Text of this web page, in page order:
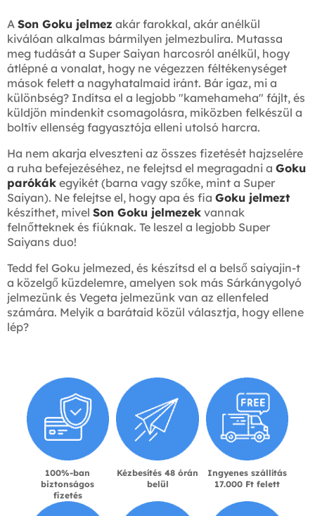
A Son Goku jelmez akár farokkal, akár anélkül
kiválóan alkalmas bármilyen jelmezbulira. Mutassa
meg tudását a Super Saiyan harcosról anélkül, hogy
átlépné a vonalat, hogy ne végezzen féltékenységet
mások felett a nagyhatalmaid iránt. Bár igaz, mi a
különbség? Indítsa el a legjobb "kamehameha" fájlt, és
küldjön mindenkit csomagolásra, miközben felkészül a
boltív ellenség fagyasztója elleni utolsó harcra.
Ha nem akarja elveszteni az összes fizetését hajzselére
a ruha befejezéséhez, ne felejtsd el megragadni a Goku
parókák egyikét (barna vagy szőke, mint a Super
Saiyan). Ne felejtse el, hogy apa és fia Goku jelmezt
készíthet, mivel Son Goku jelmezek vannak
felnőtteknek és fiúknak. Te leszel a legjobb Super
Saiyans duo!
Tedd fel Goku jelmezed, és készítsd el a belső saiyajin-t
a közelgő küzdelemre, amelyen sok más Sárkánygolyó
jelmezünk és Vegeta jelmezünk van az ellenfeled
számára. Melyik a barátaid közül választja, hogy ellene
lép?
100%-ban
biztonságos
fizetés
Kézbesítés 48 órán
belül
Ingyenes szállítás
17.000 Ft felett